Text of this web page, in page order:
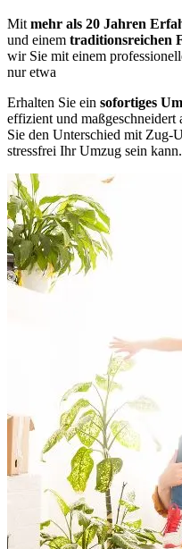
Mit mehr als 20 Jahren
und einem traditionsreichen
wir Sie mit einem
nur etwa
Erhalten Sie ein sofortiges
effizient und
Sie den Unterschied mit Zug-
stressfrei Ihr Umzug sein kann.